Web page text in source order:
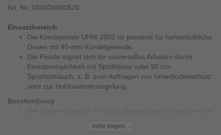
Art. Nr.:1034D0400520
Einsatzbereich
Die Kombipistole UHW 2000 ist passend für handelsübliche
Dosen mit 40-mm-Kordelgewinde.
Die Pistole eignet sich für universelles Arbeiten durch
Einsatzmöglichkeit mit Sprühdüse oder 90 cm-
Sprühschlauch, z. B. zum Auftragen von Unterbodenschutz
oder zur Hohlraumversiegelung.
Beschreibung
Die Kombipistole ist serienmäßig mit einem 90-cm-
mehr zeigen...